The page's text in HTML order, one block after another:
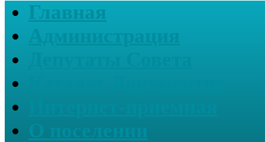
Главная